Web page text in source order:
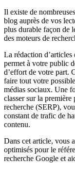
Il existe de
blog auprès de vos
plus durable façon de
des moteurs de
La rédaction
permet à votre public
d’effort de votre part.
faire tout votre
médias sociaux. Une
classer sur la première
recherche (SERP),
constant de trafic de
contenu.
Dans cet article, vous
optimisés pour le
recherche Google et